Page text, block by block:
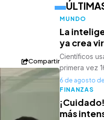
Compartir
MUNDO
La
ya crea
Científicos
primera vez
6 de agosto
FINANZAS
más